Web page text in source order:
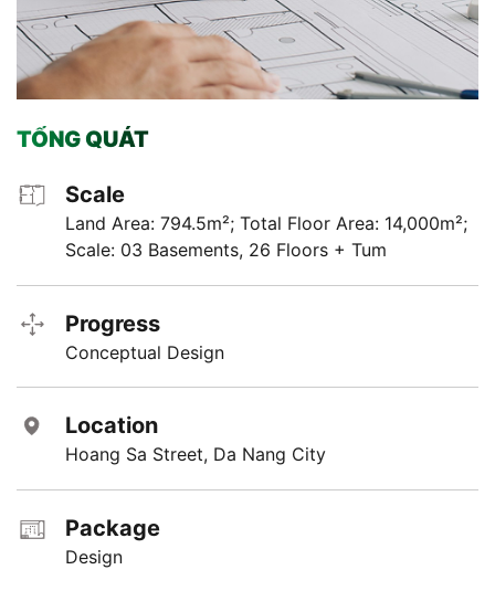
TỔNG QUÁT
Scale
Land Area: 794.5m²; Total Floor Area: 14,000m²;
Scale: 03 Basements, 26 Floors + Tum
Progress
Conceptual Design
Location
Hoang Sa Street, Da Nang City
Package
Design